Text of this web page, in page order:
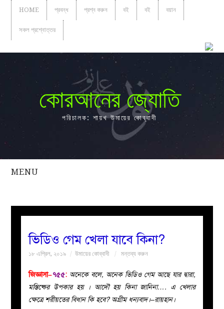
HOME প্রবন্ধ প্রশ্ন করুন বই বই বয়ান
সকল প্রশ্নোত্তর
কোরআনের জ্যোতি
পরিচালক: শায়খ উমায়ের কোব্বাদী
MENU
সকল
বয়ান
নারীদের
পাতা
ভিডিও গেম খেলা যাবে কিনা?
১৮ এপ্রিল, ২০১৯ উমায়ের কোব্বাদী মন্তব্য করুন
জিজ্ঞাসা–৭৫৫: অনেকে বলে, অনেক ভিডিও গেম আছে যার দ্বারা,
মস্তিষ্কের উপকার হয় । আদৌ হয় কিনা জানিনা…. এ খেলার
ক্ষেত্রে শরীয়তের বিধান কি হবে? অগ্রীম ধন্যবাদ।–রায়হান।